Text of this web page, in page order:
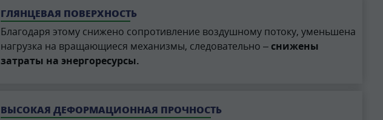
ГЛЯНЦЕВАЯ ПОВЕРХНОСТЬ
Благодаря этому снижено сопротивление воздушному потоку, уменьшена
нагрузка на вращающиеся механизмы, следовательно – снижены
затраты на энергоресурсы.
ВЫСОКАЯ ДЕФОРМАЦИОННАЯ ПРОЧНОСТЬ